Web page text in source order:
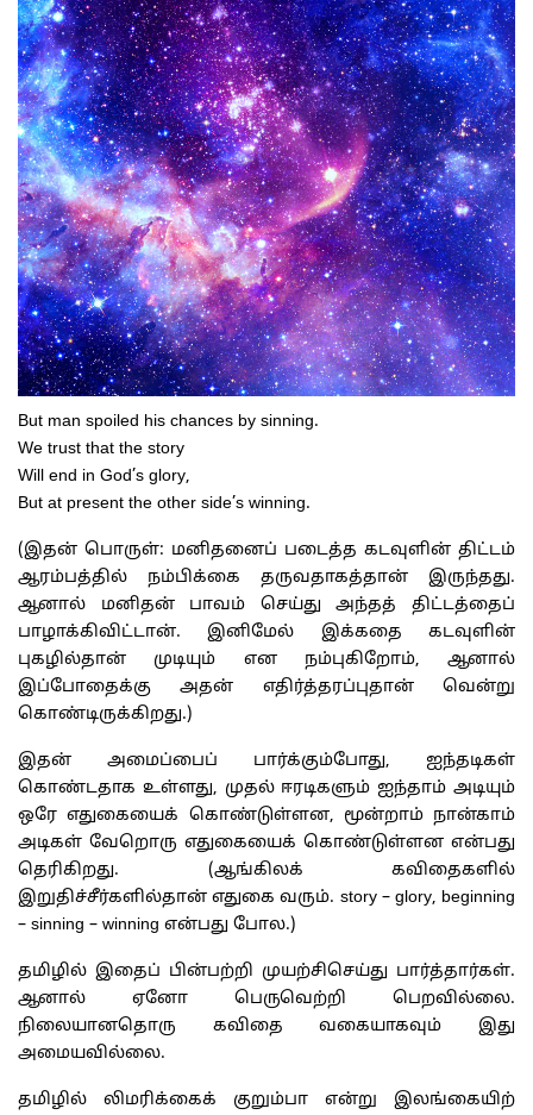
But man spoiled his chances by sinning.
We trust that the story
Will end in God’s glory,
But at present the other side’s winning.
(இதன் பொருள்: மனிதனைப் படைத்த கடவுளின் திட்டம்
ஆரம்பத்தில் நம்பிக்கை தருவதாகத்தான் இருந்தது.
ஆனால் மனிதன் பாவம் செய்து அந்தத் திட்டத்தைப்
பாழாக்கிவிட்டான். இனிமேல் இக்கதை கடவுளின்
புகழில்தான் முடியும் என நம்புகிறோம், ஆனால்
இப்போதைக்கு அதன் எதிர்த்தரப்புதான் வென்று
கொண்டிருக்கிறது.)
இதன் அமைப்பைப் பார்க்கும்போது, ஐந்தடிகள்
கொண்டதாக உள்ளது, முதல் ஈரடிகளும் ஐந்தாம் அடியும்
ஒரே எதுகையைக் கொண்டுள்ளன, மூன்றாம் நான்காம்
அடிகள் வேறொரு எதுகையைக் கொண்டுள்ளன என்பது
தெரிகிறது. (ஆங்கிலக் கவிதைகளில்
இறுதிச்சீர்களில்தான் எதுகை வரும். story – glory, beginning
– sinning – winning என்பது போல.)
தமிழில் இதைப் பின்பற்றி முயற்சிசெய்து பார்த்தார்கள்.
ஆனால் ஏனோ பெருவெற்றி பெறவில்லை.
நிலையானதொரு கவிதை வகையாகவும் இது
அமையவில்லை.
தமிழில் லிமரிக்கைக் குறும்பா என்று இலங்கையிற்